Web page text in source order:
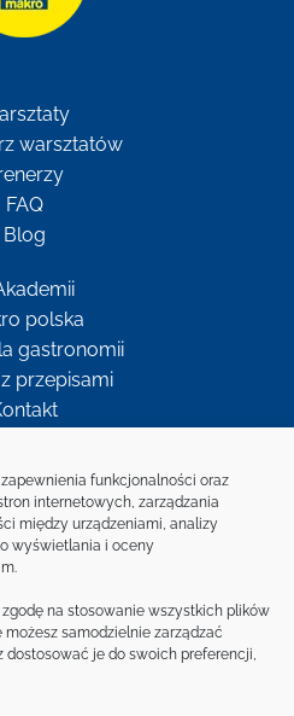
funkcjonalności oraz
internetowych, zarządzania
między urządzeniami, analizy
wyświetlania i oceny
zgodę na stosowanie wszystkich plików
samodzielnie zarządzać
je do swoich preferencji,
warsztatów
FAQ
Blog
polska
gastronomii
przepisami
z MAKRO